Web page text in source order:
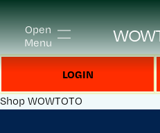
Open
Menu
LOGIN
Shop WOWTOTO